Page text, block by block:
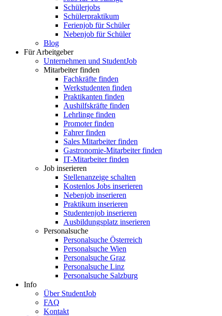
Schülerjobs
Schülerpraktikum
Ferienjob für Schüler
Nebenjob für Schüler
Blog
Für Arbeitgeber
Unternehmen und StudentJob
Mitarbeiter finden
Fachkräfte finden
Werkstudenten finden
Praktikanten finden
Aushilfskräfte finden
Lehrlinge finden
Promoter finden
Fahrer finden
Sales Mitarbeiter finden
Gastronomie-Mitarbeiter finden
IT-Mitarbeiter finden
Job inserieren
Stellenanzeige schalten
Kostenlos Jobs inserieren
Nebenjob inserieren
Praktikum inserieren
Studentenjob inserieren
Ausbildungsplatz inserieren
Personalsuche
Personalsuche Österreich
Personalsuche Wien
Personalsuche Graz
Personalsuche Linz
Personalsuche Salzburg
Info
Über StudentJob
FAQ
Kontakt